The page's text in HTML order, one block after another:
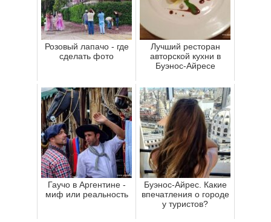
Розовый лапачо - где
сделать фото
Лучший ресторан
авторской кухни в
Буэнос-Айресе
Гаучо в Аргентине -
миф или реальность
Буэнос-Айрес. Какие
впечатления о городе
у туристов?